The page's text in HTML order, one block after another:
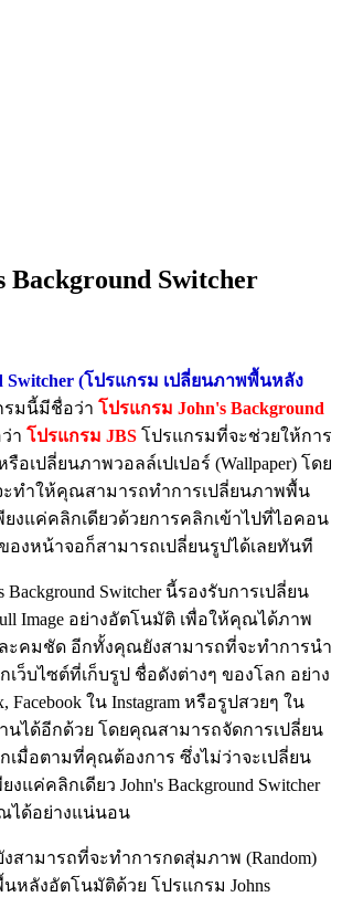
Background Switcher
Switcher (โปรแกรม เปลี่ยนภาพพื้นหลัง
รมนี้มีชื่อว่า โปรแกรม John's Background
า โปรแกรม JBS โปรแกรมที่จะช่วยให้การ
อเปลี่ยนภาพวอลล์เปเปอร์ (Wallpaper) โดย
ะทำให้คุณสามารถทำการเปลี่ยนภาพพื้น
ยงแค่คลิกเดียวด้วยการคลิกเข้าไปที่ไอคอน
องหน้าจอก็สามารถเปลี่ยนรูปได้เลยทันที
Background Switcher นี้รองรับการเปลี่ยน
Image อย่างอัตโนมัติ เพื่อให้คุณได้ภาพ
ะคมชัด อีกทั้งคุณยังสามารถที่จะทำการนำ
ว็บไซต์ที่เก็บรูป ชื่อดังต่างๆ ของโลก อย่าง
Facebook ใน Instagram หรือรูปสวยๆ ใน
านได้อีกด้วย โดยคุณสามารถจัดการเปลี่ยน
เมื่อตามที่คุณต้องการ ซึ่งไม่ว่าจะเปลี่ยน
แค่คลิกเดียว John's Background Switcher
ได้อย่างแน่นอน
ามารถที่จะทำการกดสุ่มภาพ (Random)
หลังอัตโนมัติด้วย โปรแกรม Johns